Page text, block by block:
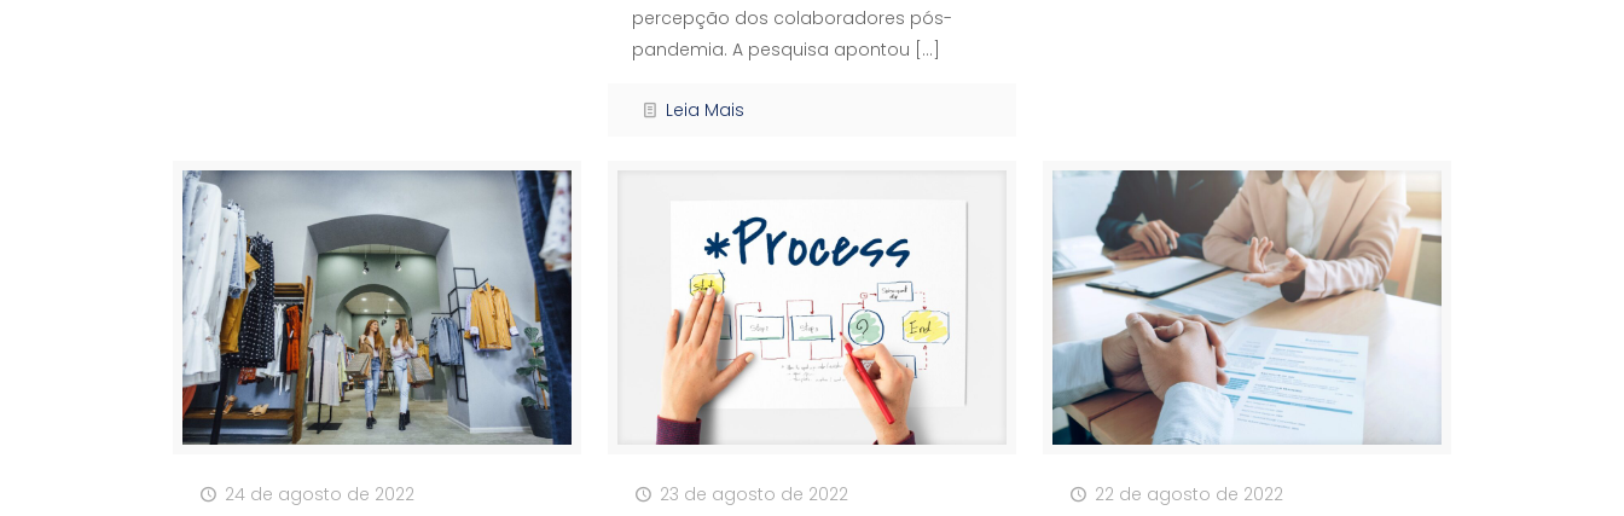
percepção dos colaboradores pós-
pandemia. A pesquisa apontou […]
Leia Mais
24 de agosto de 2022 23 de agosto de 2022 22 de agosto de 2022